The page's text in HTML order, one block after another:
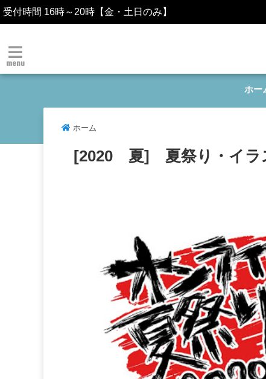
受付時間 16時～20時【金・土日のみ】
menu
ホー
ホーム
[2020 夏] 夏祭り・イラ